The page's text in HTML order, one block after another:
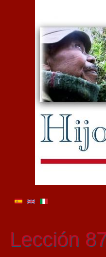
Lección